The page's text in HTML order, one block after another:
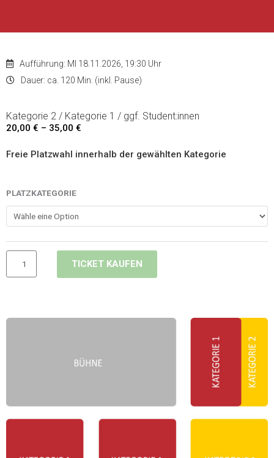
Aufführung: MI 18.11.2026, 19:30 Uhr
Dauer: ca. 120 Min. (inkl. Pause)
Kategorie 2 / Kategorie 1 / ggf. Student:innen
20,00 € – 35,00 €
20,00 €
Freie Platzwahl innerhalb der gewählten Kategorie
PLATZKATEGORIE
Orwells
1984
-
Menge
TICKET KAUFEN